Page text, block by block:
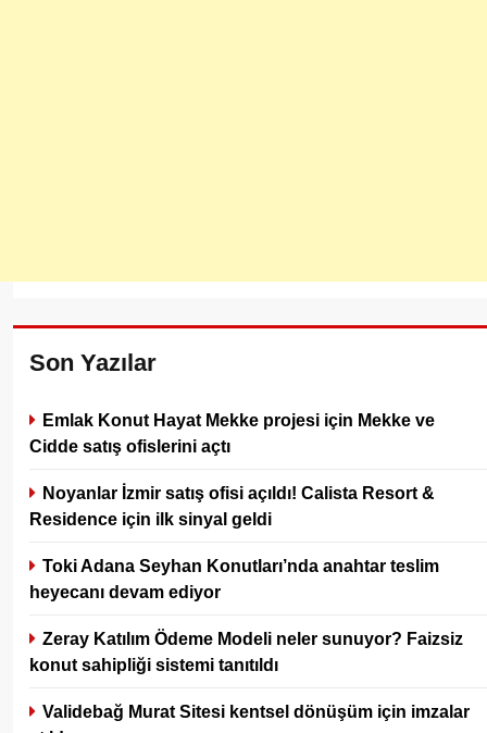
Son Yazılar
Emlak Konut Hayat Mekke projesi için Mekke ve
Cidde satış ofislerini açtı
Noyanlar İzmir satış ofisi açıldı! Calista Resort &
Residence için ilk sinyal geldi
Toki Adana Seyhan Konutları’nda anahtar teslim
heyecanı devam ediyor
Zeray Katılım Ödeme Modeli neler sunuyor? Faizsiz
konut sahipliği sistemi tanıtıldı
Validebağ Murat Sitesi kentsel dönüşüm için imzalar